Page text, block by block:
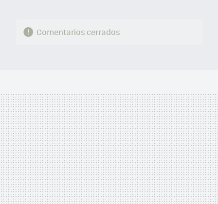
Comentarios cerrados